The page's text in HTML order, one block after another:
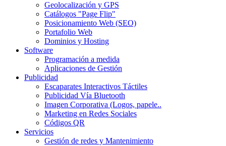
Geolocalización y GPS
Catálogos "Page Flip"
Posicionamiento Web (SEO)
Portafolio Web
Dominios y Hosting
Software
Programación a medida
Aplicaciones de Gestión
Publicidad
Escaparates Interactivos Táctiles
Publicidad Vía Bluetooth
Imagen Corporativa (Logos, papele..
Marketing en Redes Sociales
Códigos QR
Servicios
Gestión de redes y Mantenimiento